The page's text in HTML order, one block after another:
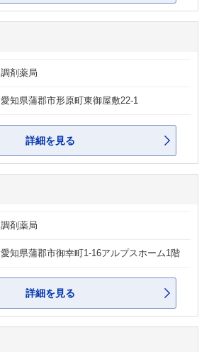
調剤薬局
愛知県蒲郡市形原町東御屋敷22-1
詳細を見る
調剤薬局
愛知県蒲郡市御幸町1-16アルプスホーム1階
詳細を見る